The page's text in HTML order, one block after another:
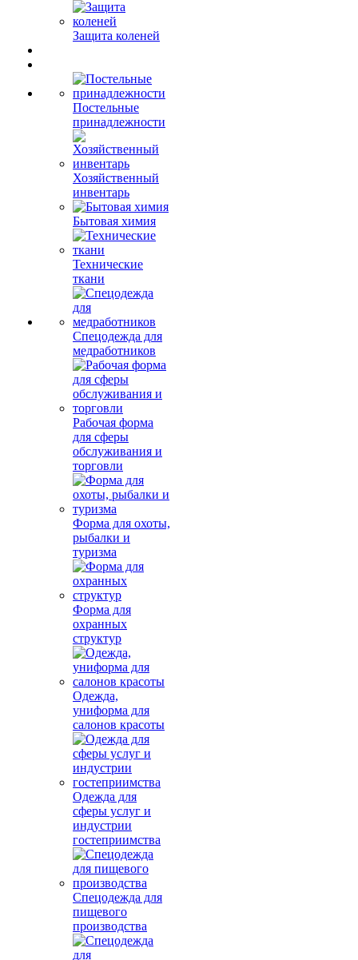
Защита коленей
Постельные
принадлежности
Хозяйственный
инвентарь
Бытовая химия
Технические
ткани
Спецодежда для
медработников
Рабочая форма
для сферы
обслуживания и
торговли
Форма для охоты,
рыбалки и
туризма
Форма для
охранных
структур
Одежда,
униформа для
салонов красоты
Одежда для
сферы услуг и
индустрии
гостеприимства
Спецодежда для
пищевого
производства